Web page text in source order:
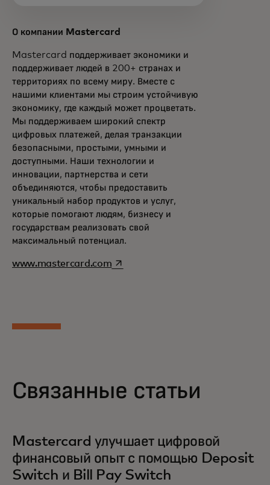
О компании Mastercard
Mastercard поддерживает экономики и
поддерживает людей в 200+ странах и
территориях по всему миру. Вместе с
нашими клиентами мы строим устойчивую
экономику, где каждый может процветать.
Мы поддерживаем широкий спектр
цифровых платежей, делая транзакции
безопасными, простыми, умными и
доступными. Наши технологии и
инновации, партнерства и сети
объединяются, чтобы предоставить
уникальный набор продуктов и услуг,
которые помогают людям, бизнесу и
государствам реализовать свой
максимальный потенциал.
www.mastercard.comopens in a new tab
Связанные статьи
Mastercard улучшает цифровой
финансовый опыт с помощью Deposit
Switch и Bill Pay Switch